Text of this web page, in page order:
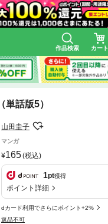
作品検索 カート
単話版5）
山田圭子
マンガ
165(税込)
1pt獲得
ポイント詳細
dカード利用でさらにポイント+2%
返品不可